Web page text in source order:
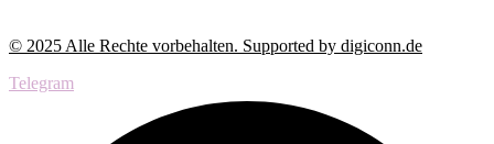
© 2025 Alle Rechte vorbehalten. Supported by digiconn.de
Telegram